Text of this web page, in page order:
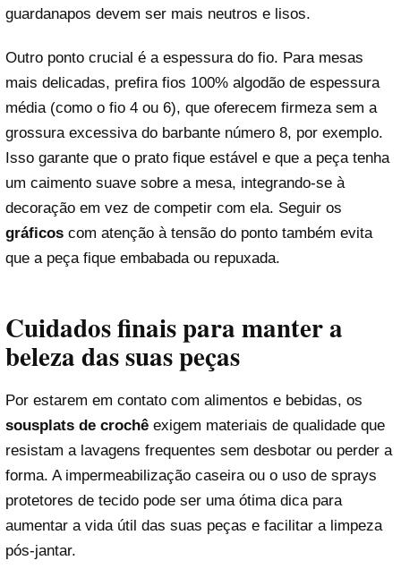
guardanapos devem ser mais neutros e lisos.
Outro ponto crucial é a espessura do fio. Para mesas
mais delicadas, prefira fios 100% algodão de espessura
média (como o fio 4 ou 6), que oferecem firmeza sem a
grossura excessiva do barbante número 8, por exemplo.
Isso garante que o prato fique estável e que a peça tenha
um caimento suave sobre a mesa, integrando-se à
decoração em vez de competir com ela. Seguir os
gráficos com atenção à tensão do ponto também evita
que a peça fique embabada ou repuxada.
Cuidados finais para manter a
beleza das suas peças
Por estarem em contato com alimentos e bebidas, os
sousplats de crochê exigem materiais de qualidade que
resistam a lavagens frequentes sem desbotar ou perder a
forma. A impermeabilização caseira ou o uso de sprays
protetores de tecido pode ser uma ótima dica para
aumentar a vida útil das suas peças e facilitar a limpeza
pós-jantar.